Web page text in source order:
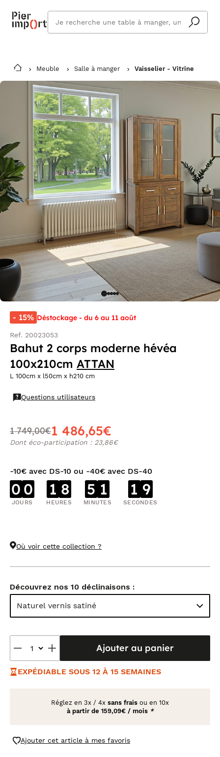
cherchez
vous ?
Meuble Salle à manger Vaisselier - Vitrine
- 15% Déstockage - du 6 au 11 août
Ref. 20023053
Bahut 2 corps moderne hévéa
100x210cm ATTAN
L 100cm x l50cm x h210 cm
Questions utilisateurs
1 749,00€1 486,65€
Dont éco-participation : 23,86€
-10€ avec DS-10 ou -40€ avec DS-40
0 0
JOURS
1 8
HEURES
5 1
MINUTES
1 9
SECONDES
Où voir cette collection ?
Découvrez nos 10 déclinaisons :
Naturel vernis satiné
Ajouter au panier
EXPÉDIABLE SOUS 12 À 15 SEMAINES
Réglez en 3x / 4x sans frais ou en 10x
à partir de 159,09€ / mois *
Ajouter cet article à mes favoris